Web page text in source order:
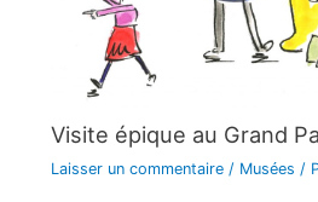
Visite épique au Grand
Laisser un commentaire / Musées /